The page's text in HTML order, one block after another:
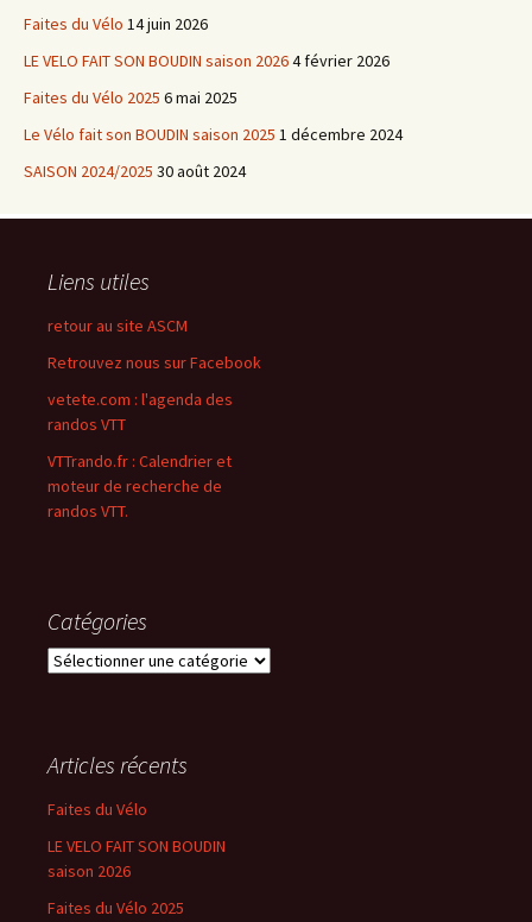
Faites du Vélo 14 juin 2026
LE VELO FAIT SON BOUDIN saison 20264 février 2026
Faites du Vélo 2025 6 mai 2025
Le Vélo fait son BOUDIN saison 2025 1 décembre 2024
SAISON 2024/2025 30 août 2024
Liens utiles
retour au site ASCM
Retrouvez nous sur Facebook
vetete.com : l'agenda des
randos VTT
VTTrando.fr : Calendrier et
moteur de recherche de
randos VTT.
Catégories
Catégories
Articles récents
Faites du Vélo
LE VELO FAIT SON BOUDIN
saison 2026
Faites du Vélo 2025